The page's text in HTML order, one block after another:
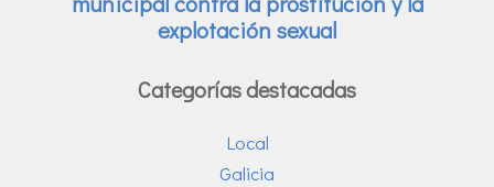
Categorías destacadas
Local
Galicia